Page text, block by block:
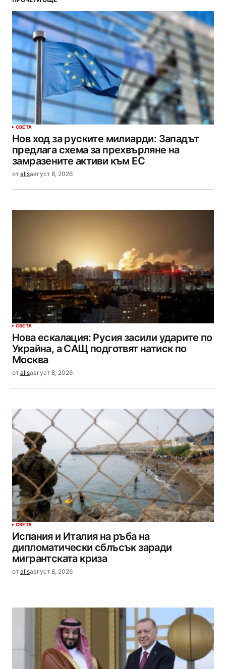
СВЕТА
Нов ход за руските милиарди: Западът
предлага схема за прехвърляне на
замразените активи към ЕС
от alisавгуст 8, 2026
СВЕТА
Нова ескалация: Русия засили ударите по
Украйна, а САЩ подготвят натиск по
Москва
от alisавгуст 8, 2026
СВЕТА
Испания и Италия на ръба на
дипломатически сблъсък заради
мигрантската криза
от alisавгуст 8, 2026